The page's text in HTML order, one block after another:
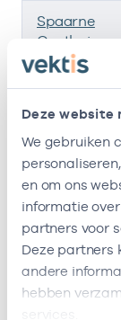
Deze website
We gebruiken
en om ons
informatie
partners voor
Deze partners
andere
hebben
Ik ben
Spaarne
Gasthuis
Manon De
Graaf
Ik heb een
Naam
Vestiging